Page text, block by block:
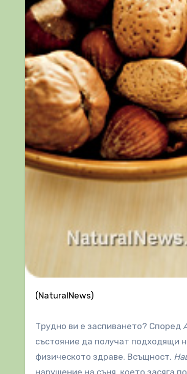
(NaturalNews)
Трудно ви е заспиването? Според
състояние да получат подходящи
физическото здраве. Всъщност,
нарушение на съня, което засяга